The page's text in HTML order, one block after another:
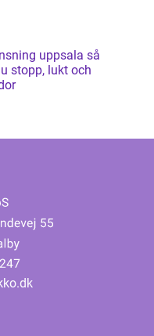
uppsala så
stopp, lukt och